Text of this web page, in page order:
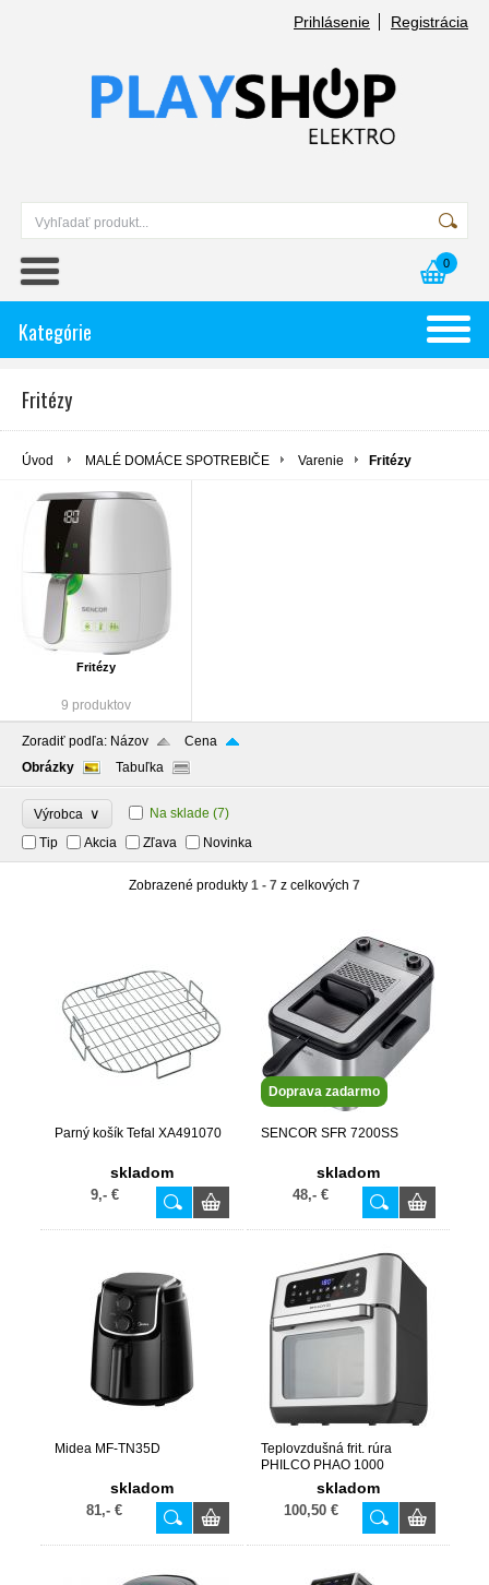
Prihlásenie Registrácia
0
Kategórie
Fritézy
Úvod MALÉ DOMÁCE SPOTREBIČE Varenie Fritézy
Fritézy
9 produktov
Zoradiť podľa: Názov
Cena
Obrázky
Tabuľka
Výrobca ∨ Na sklade (7)
Tip
Akcia Zľava Novinka
Zobrazené produkty 1 - 7 z celkových 7
Parný košík Tefal XA491070
skladom
9,- €
Doprava zadarmo
SENCOR SFR 7200SS
skladom
48,- €
Midea MF-TN35D
skladom
81,- €
Teplovzdušná frit. rúra
PHILCO PHAO 1000
skladom
100,50 €